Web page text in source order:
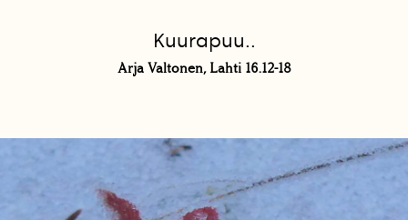
Kuurapuu..
Arja Valtonen, Lahti 16.12-18